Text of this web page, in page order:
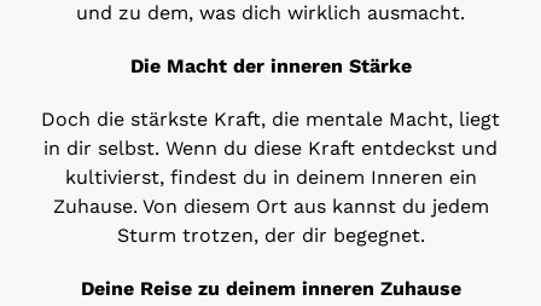
und zu dem, was dich wirklich ausmacht.
Die Macht der inneren Stärke
Doch die stärkste Kraft, die mentale Macht, liegt
in dir selbst. Wenn du diese Kraft entdeckst und
kultivierst, findest du in deinem Inneren ein
Zuhause. Von diesem Ort aus kannst du jedem
Sturm trotzen, der dir begegnet.
Deine Reise zu deinem inneren Zuhause